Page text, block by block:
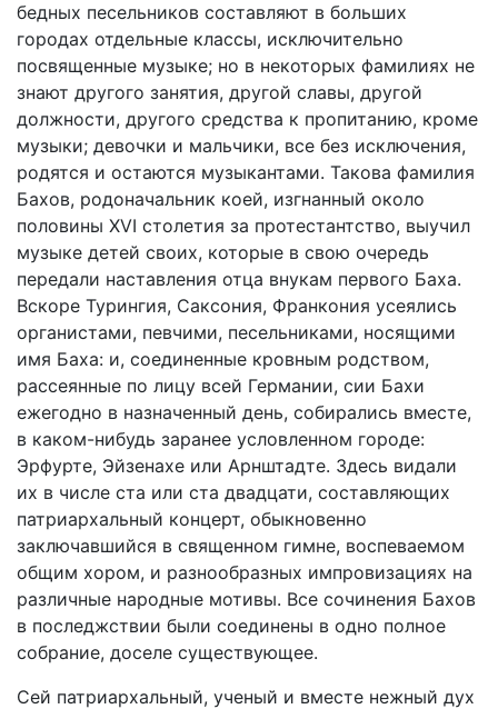
бедных песельников составляют в больших
городах отдельные классы, исключительно
посвященные музыке; но в некоторых фамилиях не
знают другого занятия, другой славы, другой
должности, другого средства к пропитанию, кроме
музыки; девочки и мальчики, все без исключения,
родятся и остаются музыкантами. Такова фамилия
Бахов, родоначальник коей, изгнанный около
половины XVI столетия за протестантство, выучил
музыке детей своих, которые в свою очередь
передали наставления отца внукам первого Баха.
Вскоре Турингия, Саксония, Франкония усеялись
органистами, певчими, песельниками, носящими
имя Баха: и, соединенные кровным родством,
рассеянные по лицу всей Германии, сии Бахи
ежегодно в назначенный день, собирались вместе,
в каком-нибудь заранее условленном городе:
Эрфурте, Эйзенахе или Арнштадте. Здесь видали
их в числе ста или ста двадцати, составляющих
патриархальный концерт, обыкновенно
заключавшийся в священном гимне, воспеваемом
общим хором, и разнообразных импровизациях на
различные народные мотивы. Все сочинения Бахов
в последжствии были соединены в одно полное
собрание, доселе существующее.
Сей патриархальный, ученый и вместе нежный дух